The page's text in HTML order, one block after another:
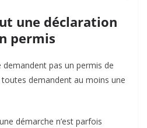
une déclaration
permis
pas un permis de
demandent au moins une
démarche n’est parfois